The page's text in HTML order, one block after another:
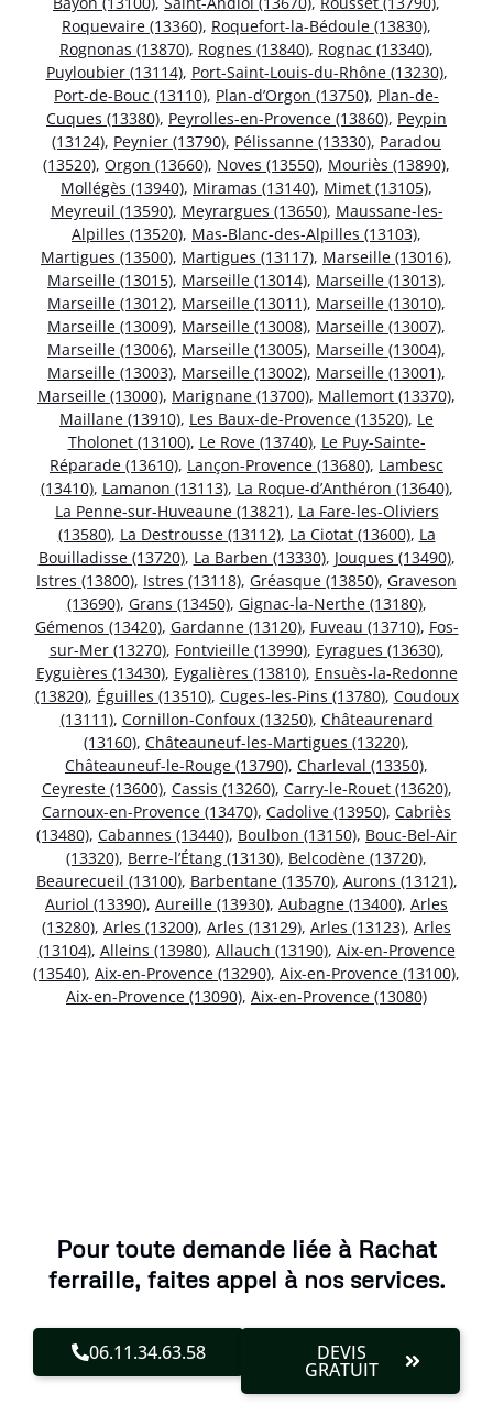
Roquevaire (13360), Roquefort-la-Bédoule (13830),
Rognonas (13870), Rognes (13840), Rognac (13340),
Puyloubier (13114), Port-Saint-Louis-du-Rhône (13230),
Port-de-Bouc (13110), Plan-d’Orgon (13750), Plan-de-
Cuques (13380), Peyrolles-en-Provence (13860), Peypin
(13124), Peynier (13790), Pélissanne (13330), Paradou
(13520), Orgon (13660), Noves (13550), Mouriès (13890),
Mollégès (13940), Miramas (13140), Mimet (13105),
Meyreuil (13590), Meyrargues (13650), Maussane-les-
Alpilles (13520), Mas-Blanc-des-Alpilles (13103),
Martigues (13500), Martigues (13117), Marseille (13016),
Marseille (13015), Marseille (13014), Marseille (13013),
Marseille (13012), Marseille (13011), Marseille (13010),
Marseille (13009), Marseille (13008), Marseille (13007),
Marseille (13006), Marseille (13005), Marseille (13004),
Marseille (13003), Marseille (13002), Marseille (13001),
Marseille (13000), Marignane (13700), Mallemort (13370),
Maillane (13910), Les Baux-de-Provence (13520), Le
Tholonet (13100), Le Rove (13740), Le Puy-Sainte-
Réparade (13610), Lançon-Provence (13680), Lambesc
(13410), Lamanon (13113), La Roque-d’Anthéron (13640),
La Penne-sur-Huveaune (13821), La Fare-les-Oliviers
(13580), La Destrousse (13112), La Ciotat (13600), La
Bouilladisse (13720), La Barben (13330), Jouques (13490),
Istres (13800), Istres (13118), Gréasque (13850), Graveson
(13690), Grans (13450), Gignac-la-Nerthe (13180),
Gémenos (13420), Gardanne (13120), Fuveau (13710), Fos-
sur-Mer (13270), Fontvieille (13990), Eyragues (13630),
Eyguières (13430), Eygalières (13810), Ensuès-la-Redonne
(13820), Éguilles (13510), Cuges-les-Pins (13780), Coudoux
(13111), Cornillon-Confoux (13250), Châteaurenard
(13160), Châteauneuf-les-Martigues (13220),
Châteauneuf-le-Rouge (13790), Charleval (13350),
Ceyreste (13600), Cassis (13260), Carry-le-Rouet (13620),
Carnoux-en-Provence (13470), Cadolive (13950), Cabriès
(13480), Cabannes (13440), Boulbon (13150), Bouc-Bel-Air
(13320), Berre-l’Étang (13130), Belcodène (13720),
Beaurecueil (13100), Barbentane (13570), Aurons (13121),
Auriol (13390), Aureille (13930), Aubagne (13400), Arles
(13280), Arles (13200), Arles (13129), Arles (13123), Arles
(13104), Alleins (13980), Allauch (13190), Aix-en-Provence
(13540), Aix-en-Provence (13290), Aix-en-Provence (13100),
Aix-en-Provence (13090), Aix-en-Provence (13080)
Pour toute demande liée à Rachat
ferraille, faites appel à nos services.
06.11.34.63.58 DEVIS
GRATUIT